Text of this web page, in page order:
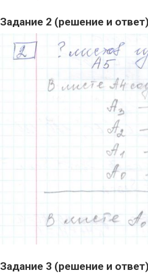
Задание 2 (решение и
Задание 3 (решение и